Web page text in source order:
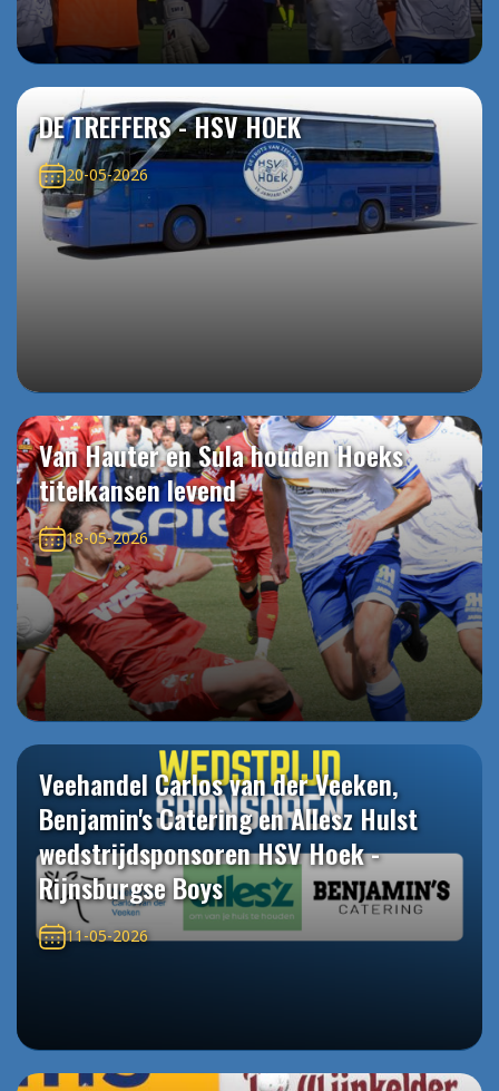
DE TREFFERS - HSV HOEK
20-05-2026
Van Hauter en Sula houden Hoeks
titelkansen levend
18-05-2026
Veehandel Carlos van der Veeken,
Benjamin's Catering en Allesz Hulst
wedstrijdsponsoren HSV Hoek -
Rijnsburgse Boys
11-05-2026